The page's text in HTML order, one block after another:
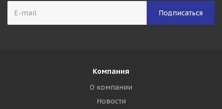
Компания
О компании
Новости